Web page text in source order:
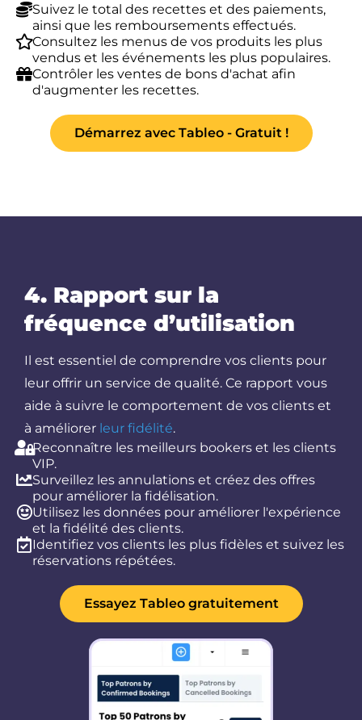
Suivez le total des recettes et des paiements,
ainsi que les remboursements effectués.
Consultez les menus de vos produits les plus
vendus et les événements les plus populaires.
Contrôler les ventes de bons d'achat afin
d'augmenter les recettes.
Démarrez avec Tableo - Gratuit !
4. Rapport sur la
fréquence d’utilisation
Il est essentiel de comprendre vos clients pour
leur offrir un service de qualité. Ce rapport vous
aide à suivre le comportement de vos clients et
à améliorer leur fidélité.
Reconnaître les meilleurs bookers et les clients
VIP.
Surveillez les annulations et créez des offres
pour améliorer la fidélisation.
Utilisez les données pour améliorer l'expérience
et la fidélité des clients.
Identifiez vos clients les plus fidèles et suivez les
réservations répétées.
Essayez Tableo gratuitement